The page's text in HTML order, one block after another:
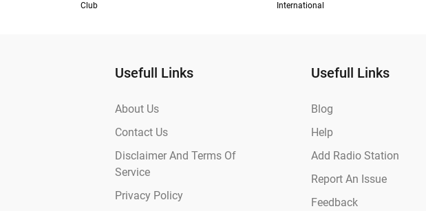
Club
International
Usefull Links
About Us
Contact Us
Disclaimer And Terms Of
Service
Privacy Policy
Usefull Links
Blog
Help
Add Radio Station
Report An Issue
Feedback